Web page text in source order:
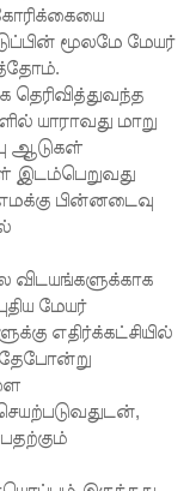
மூலமே மேயர்
யாராவது மாறு
ஆடுகள்
இடம்பெறுவது
பின்னடைவு
விடயங்களுக்காக
மேயர்
எதிர்க்கட்சியில்